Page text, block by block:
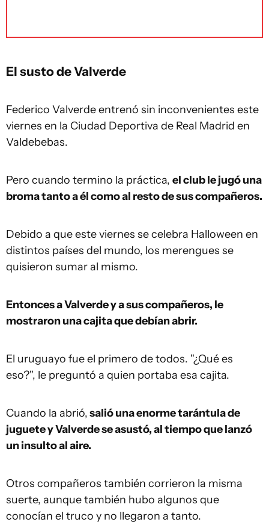
El susto de Valverde
Federico Valverde entrenó sin inconvenientes este
viernes en la Ciudad Deportiva de Real Madrid en
Valdebebas.
Pero cuando termino la práctica, el club le jugó una
broma tanto a él como al resto de sus compañeros.
Debido a que este viernes se celebra Halloween en
distintos países del mundo, los merengues se
quisieron sumar al mismo.
Entonces a Valverde y a sus compañeros, le
mostraron una cajita que debían abrir.
El uruguayo fue el primero de todos. "¿Qué es
eso?", le preguntó a quien portaba esa cajita.
Cuando la abrió,salió una enorme tarántula de
juguete y Valverde se asustó, al tiempo que lanzó
un insulto al aire.
Otros compañeros también corrieron la misma
suerte, aunque también hubo algunos que
conocían el truco y no llegaron a tanto.